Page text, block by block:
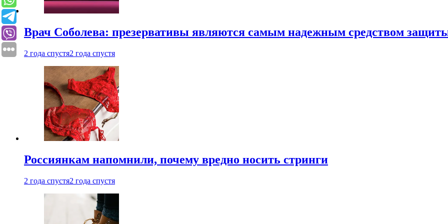
Врач Соболева: презервативы являются самым надежным средством
2 года спустя2 года спустя
Россиянкам напомнили, почему вредно носить стринги
2 года спустя2 года спустя